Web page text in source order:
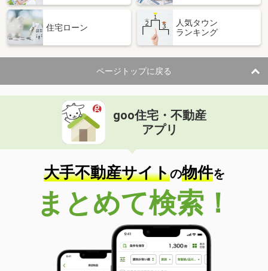
大分県大分市賀来南２丁目
住 所
大分県大分市賀来南２丁目
専有面積 23.69m²
間取り
1K
大分県大分市大在北３
価 格
住 所
大分県大分市大在北３
専有面積 45.72m²
間取り
1LDK
大分県大分市羽屋２丁目
価 格
4.10万円
大分県大分市羽屋２丁目
22.35m²
間取り
1K
住宅ローン
人気タウン
ランキング
ページトップに戻る
goo住宅・不動産
アプリ
大手不動産サイトの物件を
まとめて検索！